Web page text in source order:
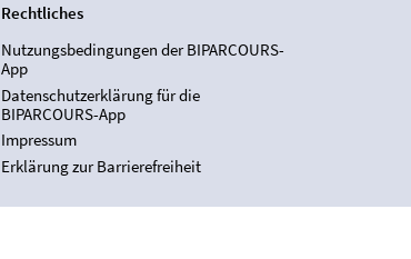
Rechtliches
Nutzungsbedingungen der BIPARCOURS-
App
Datenschutzerklärung für die
BIPARCOURS-App
Impressum
Erklärung zur Barrierefreiheit